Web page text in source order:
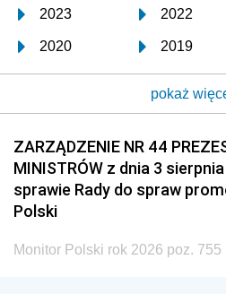
2023 2022
2020 2019
2017 2016
2014 2013
2011 2010
2008 2007
2005
pokaż
ZARZĄDZENIE NR 44
MINISTRÓW z dnia 3
sprawie Rady do spraw
Polski
Monitor Polski rok 2026 poz. 755